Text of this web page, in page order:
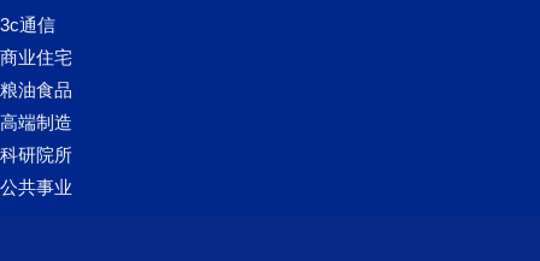
3c通信
商业住宅
粮油食品
高端制造
科研院所
公共事业